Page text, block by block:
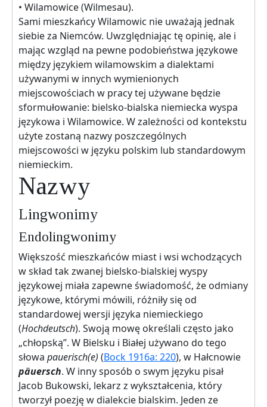
• Wilamowice (Wilmesau).
Sami mieszkańcy Wilamowic nie uważają jednak
siebie za Niemców. Uwzględniając tę opinię, ale i
mając wzgląd na pewne podobieństwa językowe
między językiem wilamowskim a dialektami
używanymi w innych wymienionych
miejscowościach w pracy tej używane będzie
sformułowanie: bielsko-bialska niemiecka wyspa
językowa i Wilamowice. W zależności od kontekstu
użyte zostaną nazwy poszczególnych
miejscowości w języku polskim lub standardowym
niemieckim.
Nazwy
Lingwonimy
Endolingwonimy
Większość mieszkańców miast i wsi wchodzących
w skład tak zwanej bielsko-bialskiej wyspy
językowej miała zapewne świadomość, że odmiany
językowe, którymi mówili, różniły się od
standardowej wersji języka niemieckiego
(Hochdeutsch). Swoją mowę określali często jako
„chłopską”. W Bielsku i Białej używano do tego
słowa pauerisch(e) (Bock 1916a: 220), w Hałcnowie
päuersch. W inny sposób o swym języku pisał
Jacob Bukowski, lekarz z wykształcenia, który
tworzył poezję w dialekcie bialskim. Jeden ze